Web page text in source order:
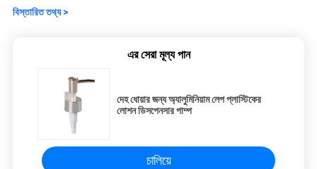
বিস্তারিত তথ্য >
এর সেরা মূল্য পান
দেহ ধোয়ার জন্য অ্যালুমিনিয়াম লেপ প্লাস্টিকের
লোশন ডিসপেনসার পাম্প
চালিয়ে